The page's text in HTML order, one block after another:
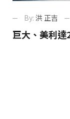
By: 洪 正吉
巨大、美利